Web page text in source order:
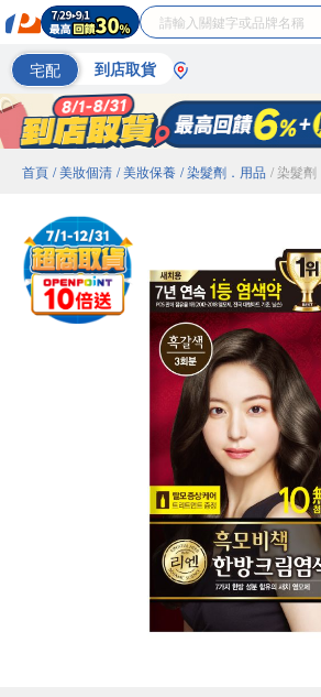
宅配 到店取貨
首頁 / 美妝個清 / 美妝保養 / 染髮劑．用品 / 染髮劑